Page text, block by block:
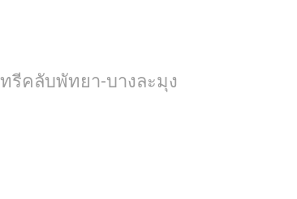
รีคลับพัทยา-บางละมุง